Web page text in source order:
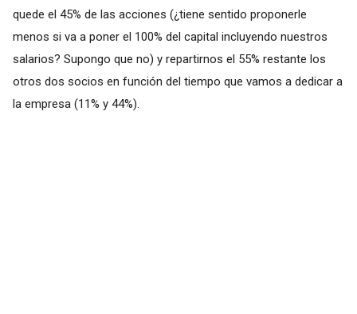
quede el 45% de las acciones (¿tiene sentido proponerle
menos si va a poner el 100% del capital incluyendo nuestros
salarios? Supongo que no) y repartirnos el 55% restante los
otros dos socios en función del tiempo que vamos a dedicar a
la empresa (11% y 44%).